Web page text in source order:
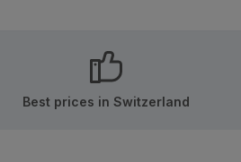
Best prices in Switzerland